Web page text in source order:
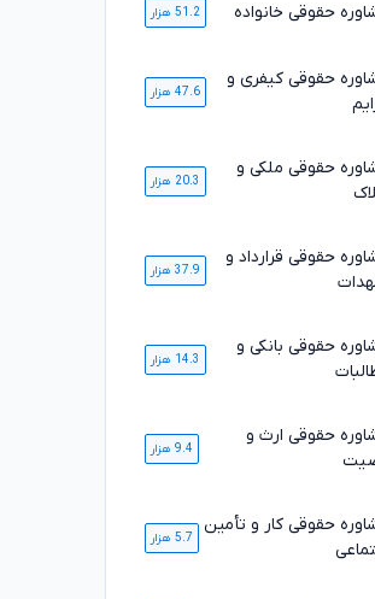
پیشنهاد بنیاد وکلا
حقوقی خانواده 51.2 هزار
حقوقی کیفری و
47.6 هزار
حقوقی ملکی و
20.3 هزار
حقوقی قرارداد و
37.9 هزار
حقوقی بانکی و
14.3 هزار
حقوقی ارث و
9.4 هزار
حقوقی کار و تأمین
5.7 هزار